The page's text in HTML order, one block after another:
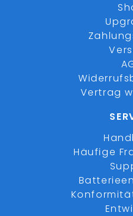
Vertrag
Häufige